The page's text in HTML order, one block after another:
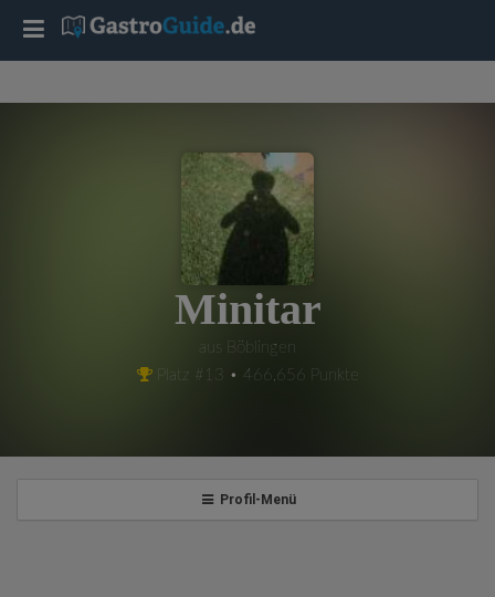
Minitar
aus Böblingen
Platz #13 • 466,656 Punkte
Profil-Menü
T